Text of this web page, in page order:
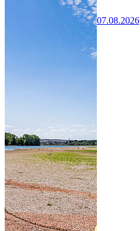
07.08.2026